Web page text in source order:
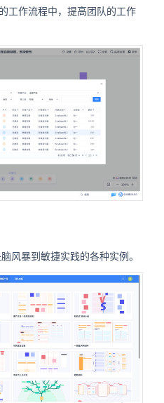
工作流程中，提高团队的工作
风暴到敏捷实践的各种实例。